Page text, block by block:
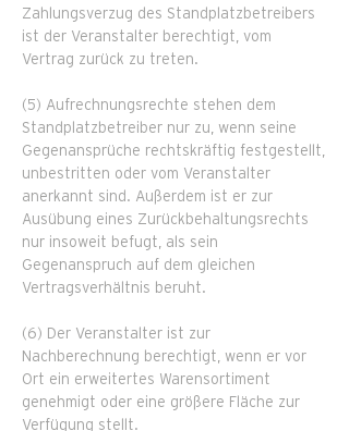
Zahlungsverzug des Standplatzbetreibers
ist der Veranstalter berechtigt, vom
Vertrag zurück zu treten.
(5) Aufrechnungsrechte stehen dem
Standplatzbetreiber nur zu, wenn seine
Gegenansprüche rechtskräftig festgestellt,
unbestritten oder vom Veranstalter
anerkannt sind. Außerdem ist er zur
Ausübung eines Zurückbehaltungsrechts
nur insoweit befugt, als sein
Gegenanspruch auf dem gleichen
Vertragsverhältnis beruht.
(6) Der Veranstalter ist zur
Nachberechnung berechtigt, wenn er vor
Ort ein erweitertes Warensortiment
genehmigt oder eine größere Fläche zur
Verfügung stellt.